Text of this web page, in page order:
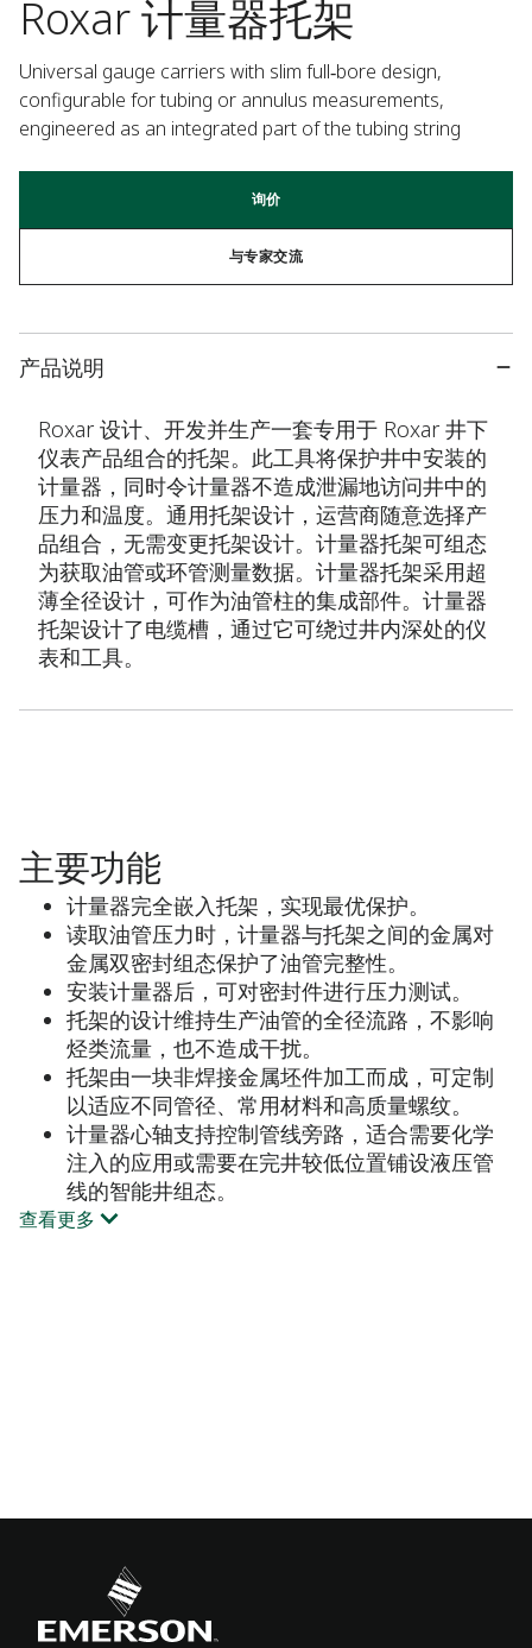
Roxar 计量器托架
Universal gauge carriers with slim full‑bore design,
configurable for tubing or annulus measurements,
engineered as an integrated part of the tubing string
询价
与专家交流
产品说明
Roxar 设计、开发并生产一套专用于 Roxar 井下
仪表产品组合的托架。此工具将保护井中安装的
计量器，同时令计量器不造成泄漏地访问井中的
压力和温度。通用托架设计，运营商随意选择产
品组合，无需变更托架设计。计量器托架可组态
为获取油管或环管测量数据。计量器托架采用超
薄全径设计，可作为油管柱的集成部件。计量器
托架设计了电缆槽，通过它可绕过井内深处的仪
表和工具。
主要功能
计量器完全嵌入托架，实现最优保护。
读取油管压力时，计量器与托架之间的金属对
金属双密封组态保护了油管完整性。
安装计量器后，可对密封件进行压力测试。
托架的设计维持生产油管的全径流路，不影响
烃类流量，也不造成干扰。
托架由一块非焊接金属坯件加工而成，可定制
以适应不同管径、常用材料和高质量螺纹。
计量器心轴支持控制管线旁路，适合需要化学
注入的应用或需要在完井较低位置铺设液压管
线的智能井组态。
查看更多